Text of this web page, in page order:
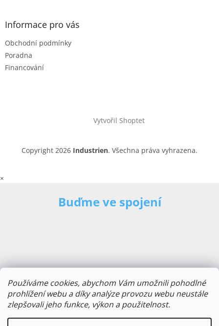
Používáme cookies, abychom Vám umožnili pohodlné
prohlížení webu a díky analýze provozu webu neustále
zlepšovali jeho funkce, výkon a použitelnost.
Informace pro vás
Obchodní podmínky
Poradna
Financování
Vytvořil Shoptet
Copyright 2026 Industrien. Všechna práva vyhrazena.
×
Buďme ve spojení
E-mailová adresa